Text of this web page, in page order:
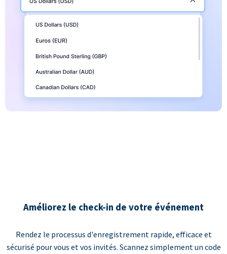
Améliorez le check-in de votre événement
Rendez le processus d'enregistrement rapide, efficace et
sécurisé pour vous et vos invités. Scannez simplement un code